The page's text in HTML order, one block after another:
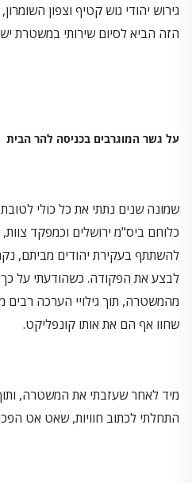
גירוש יהודי גוש קטיף וצפון
הזה הביא לסיום שירותי במשטרת
על גשר המוגרבים בכניסה להר הבית
שמונה שנים נתתי את כל כולי
כלוחם ביס"מ ירושלים וכמפקד
להשתתף בעקירת יהודים מביתם,
לבצע את הפקודה. כשהודעתי על כך
מהמשטרה, תוך גילויי הערכה רבים
שחוו אף הם את אותו קונפליקט.
מיד לאחר שעזבתי את המשטרה, ותוך
התחלתי לכתוב חוויות, שאט אט